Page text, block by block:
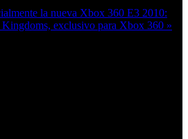
la nueva Xbox 360 E3 2010:
exclusivo para Xbox 360 »